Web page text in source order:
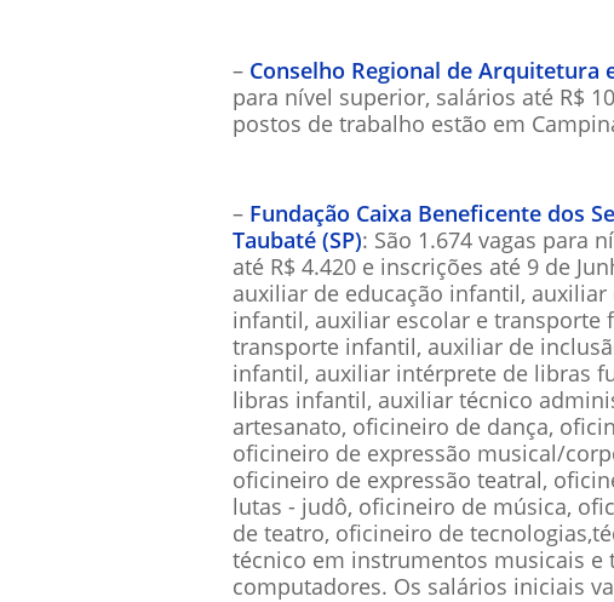
– Conselho Regional de Arquitetura
para nível superior, salários até R$
postos de trabalho estão em
– Fundação Caixa Beneficente dos
Taubaté (SP): São 1.674 vagas para
até R$ 4.420 e inscrições até 9 de
auxiliar de educação infantil,
infantil, auxiliar escolar e transporte
transporte infantil, auxiliar de
infantil, auxiliar intérprete de libras
libras infantil, auxiliar técnico
artesanato, oficineiro de dança,
oficineiro de expressão musical/
oficineiro de expressão teatral,
lutas - judô, oficineiro de música,
de teatro, oficineiro de
técnico em instrumentos musicais e
computadores. Os salários iniciais